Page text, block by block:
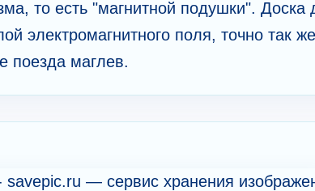
то есть "магнитной подушки". Доска
электромагнитного поля, точно так
поезда маглев.